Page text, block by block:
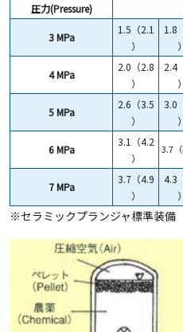
圧力(Pressure)
3 MPa
1.5（2.1
）
1.8
）
4 MPa
2.0（2.8
）
2.4
）
5 MPa
2.6（3.5
）
3.0
）
6 MPa
3.1（4.2
）
3.7（
7 MPa
3.7（4.9
）
4.3
）
※セラミックプランジャ標準装備